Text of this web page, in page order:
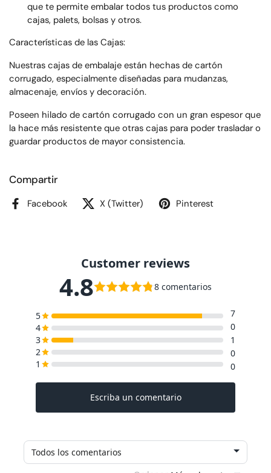
que te permite embalar todos tus productos como
cajas, palets, bolsas y otros.
Características de las Cajas:
Nuestras cajas de embalaje están hechas de cartón
corrugado, especialmente diseñadas para mudanzas,
almacenaje, envíos y decoración.
Poseen hilado de cartón corrugado con un gran espesor que
la hace más resistente que otras cajas para poder trasladar o
guardar productos de mayor consistencia.
Compartir
Facebook X (Twitter) Pinterest